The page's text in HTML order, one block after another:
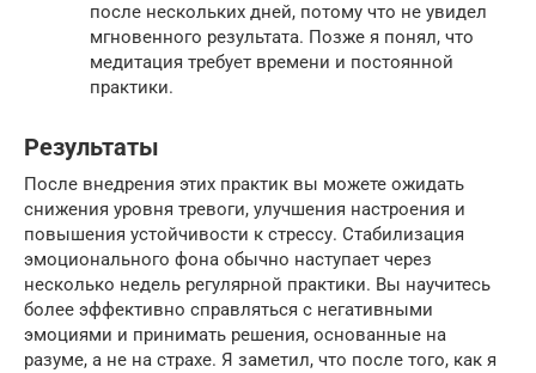
после нескольких дней, потому что не увидел
мгновенного результата. Позже я понял, что
медитация требует времени и постоянной
практики.
Результаты
После внедрения этих практик вы можете ожидать
снижения уровня тревоги, улучшения настроения и
повышения устойчивости к стрессу. Стабилизация
эмоционального фона обычно наступает через
несколько недель регулярной практики. Вы научитесь
более эффективно справляться с негативными
эмоциями и принимать решения, основанные на
разуме, а не на страхе. Я заметил, что после того, как я